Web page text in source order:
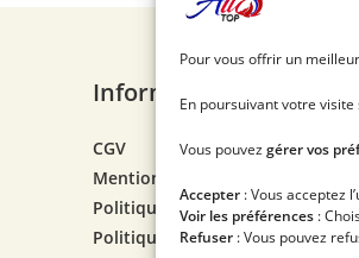
Pour vous offrir un
En poursuivant votre
Vous pouvezgérer vos
Accepter : Vous acceptez
Voir les préférences :
Refuser : Vous pouvez
Informations
CGV
Mentions légales
Politique de cookies
Politique de confidentialité